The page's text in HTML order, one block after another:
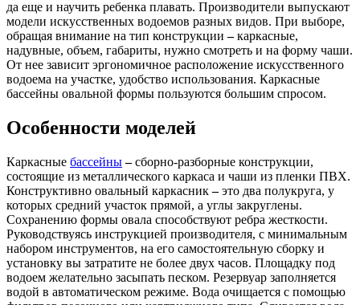
да еще и научить ребенка плавать. Производители выпускают
модели искусственных водоемов разных видов. При выборе,
обращая внимание на тип конструкции–каркасные,
надувные, объем, габариты, нужно смотреть и на форму чаши.
От нее зависит эргономичное расположение искусственного
водоема на участке, удобство использования. Каркасные
бассейны овальной формы пользуются большим спросом.
Особенности моделей
Каркасные бассейны –сборно-разборные конструкции,
состоящие из металлического каркаса и чаши из пленки ПВХ.
Конструктивно овальный каркасник–это два полукруга, у
которых средний участок прямой, а углы закруглены.
Сохранению формы овала способствуют ребра жесткости.
Руководствуясь инструкцией производителя, с минимальным
набором инструментов, на его самостоятельную сборку и
установку вы затратите не более двух часов. Площадку под
водоем желательно засыпать песком. Резервуар заполняется
водой в автоматическом режиме. Вода очищается с помощью